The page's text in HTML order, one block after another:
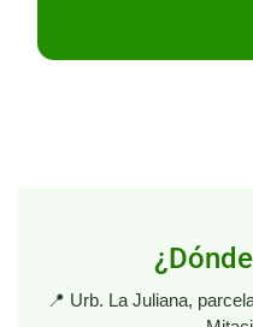
📍 Urb. La Juliana,